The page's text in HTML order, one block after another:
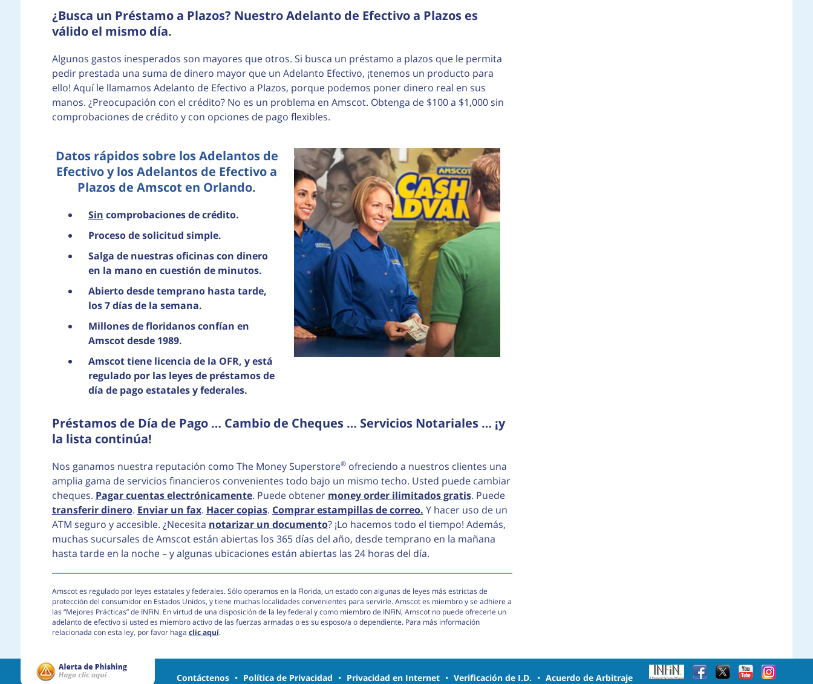
¿Busca un Préstamo a Plazos? Nuestro Adelanto de Efectivo a Plazos es
válido el mismo día.
Algunos gastos inesperados son mayores que otros. Si busca un préstamo a plazos que le permita
pedir prestada una suma de dinero mayor que un Adelanto Efectivo, ¡tenemos un producto para
ello! Aquí le llamamos Adelanto de Efectivo a Plazos, porque podemos poner dinero real en sus
manos. ¿Preocupación con el crédito? No es un problema en Amscot. Obtenga de $100 a $1,000 sin
comprobaciones de crédito y con opciones de pago flexibles.
Datos rápidos sobre los Adelantos de
Efectivo y los Adelantos de Efectivo a
Plazos de Amscot en Orlando.
Sin comprobaciones de crédito.
Proceso de solicitud simple.
Salga de nuestras oficinas con dinero
en la mano en cuestión de minutos.
Abierto desde temprano hasta tarde,
los 7 días de la semana.
Millones de floridanos confían en
Amscot desde 1989.
Amscot tiene licencia de la OFR, y está
regulado por las leyes de préstamos de
día de pago estatales y federales.
Préstamos de Día de Pago … Cambio de Cheques … Servicios Notariales … ¡y
la lista continúa!
Nos ganamos nuestra reputación como The Money Superstore®ofreciendo a nuestros clientes una
amplia gama de servicios financieros convenientes todo bajo un mismo techo. Usted puede cambiar
cheques. Pagar cuentas electrónicamente. Puede obtener money order ilimitados gratis. Puede
transferir dinero. Enviar un fax. Hacer copias. Comprar estampillas de correo. Y hacer uso de un
ATM seguro y accesible. ¿Necesita notarizar un documento? ¡Lo hacemos todo el tiempo! Además,
muchas sucursales de Amscot están abiertas los 365 días del año, desde temprano en la mañana
hasta tarde en la noche – y algunas ubicaciones están abiertas las 24 horas del día.
Amscot es regulado por leyes estatales y federales. Sólo operamos en la Florida, un estado con algunas de leyes más estrictas de
protección del consumidor en Estados Unidos, y tiene muchas localidades convenientes para servirle. Amscot es miembro y se adhiere a
las “Mejores Prácticas” de INFiN. En virtud de una disposición de la ley federal y como miembro de INFiN, Amscot no puede ofrecerle un
adelanto de efectivo si usted es miembro activo de las fuerzas armadas o es su esposo/a o dependiente. Para más información
relacionada con esta ley, por favor haga clic aquí.
Contáctenos • Política de Privacidad • Privacidad en Internet • Verificación de I.D. • Acuerdo de Arbitraje